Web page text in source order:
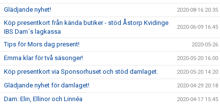
Glädjande nyhet! 2020-08-16 20:35
Köp presentkort från kända butiker - stöd Åstorp Kvidinge
IBS Dam´s lagkassa
2020-06-09 16:45
Tips för Mors dag present! 2020-05-26
Emma klar för två säsonger! 2020-05-20 16:00
Köp presentkort via Sponsorhuset och stöd damlaget. 2020-05-20 14:20
Glädjande nyhet för damlaget! 2020-04-29 20:18
Dam: Elin, Ellinor och Linnéa 2020-04-17 15:45